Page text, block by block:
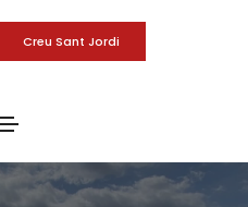
Creu Sant Jordi